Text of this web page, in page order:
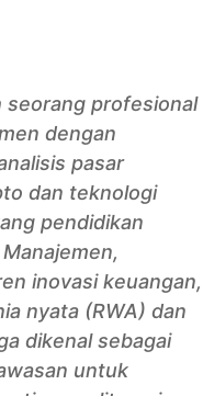
seorang profesional
dengan
pasar
dan teknologi
pendidikan
inovasi keuangan,
nyata (RWA) dan
dikenal sebagai
untuk